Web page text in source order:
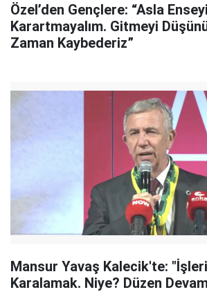
Özel’den Gençlere: “Asla Enseyi
Karartmayalım. Gitmeyi
Zaman Kaybederiz”
Mansur Yavaş Kalecik'te:
Karalamak. Niye? Düzen